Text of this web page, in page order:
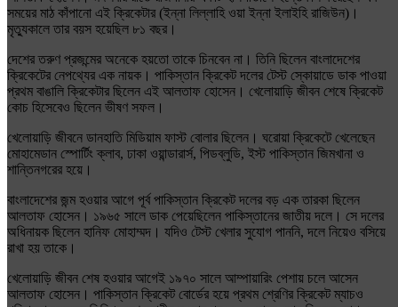
সময়ের মাঠ কাঁপানো এই ক্রিকেটার (ইন্না লিল্লাহি ওয়া ইন্না ইলাইহি রাজিউন)।
মৃত্যুকালে তার বয়স হয়েছিল ৮১ বছর।
দেশের তরুণ প্রজন্মের অনেকে হয়তো তাকে চিনবেন না। তিনি ছিলেন বাংলাদেশের
ক্রিকেটের নেপথ্যের এক নায়ক। পাকিস্তান ক্রিকেট দলের টেস্ট স্কোয়াডে ডাক পাওয়া
প্রথম বাঙালি ক্রিকেটার ছিলেন এই আলতাফ হোসেন। খেলোয়াড়ি জীবন শেষে ক্রিকেট
কোচ হিসেবেও ছিলেন ভীষণ সফল।
খেলোয়াড়ি জীবনে ডানহাতি মিডিয়াম ফাস্ট বোলার ছিলেন। ঘরোয়া ক্রিকেটে খেলেছেন
মোহামেডান স্পোর্টিং ক্লাব, ঢাকা ওয়ান্ডারার্স, পিডব্লুডি, ইস্ট পাকিস্তান জিমখানা ও
শান্তিনগরের হয়ে।
বাংলাদেশের জন্ম হওয়ার আগে পূর্ব পাকিস্তান ক্রিকেট দলের বড় এক তারকা ছিলেন
আলতাফ হোসেন। ১৯৬৫ সালে ডাক পেয়েছিলেন পাকিস্তানের জাতীয় দলে। সে দলের
অধিনায়ক ছিলেন হানিফ মোহাম্মদ। যদিও টেস্ট খেলার সুযোগ পাননি, দলে নিয়েও বসিয়ে
রাখা হয় তাকে।
খেলোয়াড়ি জীবন শেষ হওয়ার আগেই ১৯৭০ সালে আম্পায়ারিং পেশায় চলে আসেন
আলতাফ হোসেন। পাকিস্তান ক্রিকেট বোর্ডের হয়ে প্রথম শ্রেণির ক্রিকেট ম্যাচও